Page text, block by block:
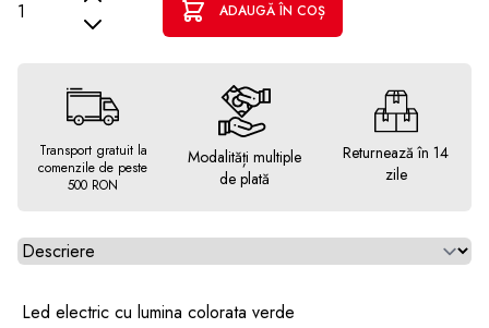
ADAUGĂ ÎN COȘ
Transport gratuit la
comenzile de peste
500 RON
Modalități multiple
de plată
Returnează în 14
zile
Alegeti tab
Led electric cu lumina colorata verde